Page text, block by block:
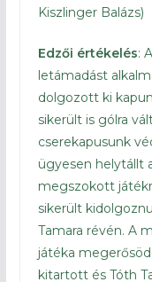
Kiszlinger Balázs)
Edzői értékelés:
letámadást
dolgozott ki
sikerült is gólra
cserekapusunk
ügyesen helytállt
megszokott
sikerült
Tamara révén. A
játéka
kitartott és Tóth